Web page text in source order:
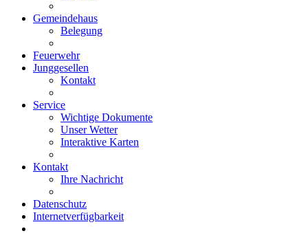
Gemeindehaus
Belegung
Feuerwehr
Junggesellen
Kontakt
Service
Wichtige Dokumente
Unser Wetter
Interaktive Karten
Kontakt
Ihre Nachricht
Datenschutz
Internetverfügbarkeit